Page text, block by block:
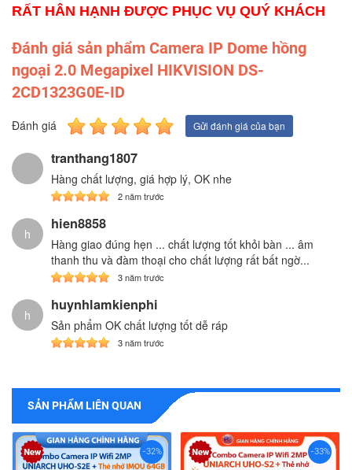
RẤT HÂN HẠNH ĐƯỢC PHỤC VỤ QUÝ KHÁCH
Đánh giá sản phẩm Camera IP Dome hồng
ngoại 2.0 Megapixel HIKVISION DS-
2CD1323G0E-ID
Đánh giá Gửi đánh giá của bạn
tranthang1807
Hàng chất lượng, giá hợp lý, OK nhe
2 năm trước
h
hien8858
Hàng giao đúng hẹn ... chất lượng tốt khỏi bàn ... âm
thanh thu và đàm thoại cho chất lượng rất bất ngờ...
3 năm trước
h
huynhlamkienphi
Sản phẩm OK chất lượng tốt dễ ráp
3 năm trước
SẢN PHẨM LIÊN QUAN
-32% -33%
Combo Camera